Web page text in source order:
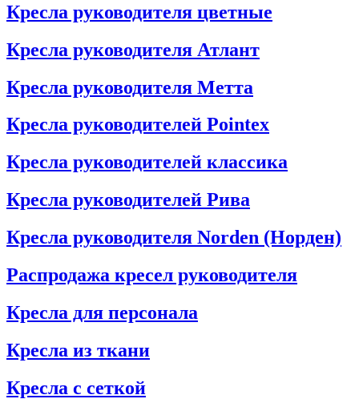
Кресла руководителя цветные
Кресла руководителя Атлант
Кресла рyководителя Метта
Кресла руководителей Pointex
Кресла руководителей классика
Кресла руководителей Рива
Кресла руководителя Norden (Норден)
Распродажа кресел руководителя
Кресла для персонала
Кресла из ткани
Кресла с сеткой